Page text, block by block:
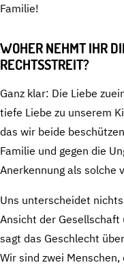
Familie!
WOHER NEHMT IHR
RECHTSSTREIT?
Ganz klar: Die Liebe
tiefe Liebe zu unserem
das wir beide
Familie und gegen die
Anerkennung als solche
Uns unterscheidet
Ansicht der Gesellschaft
sagt das Geschlecht
Wir sind zwei